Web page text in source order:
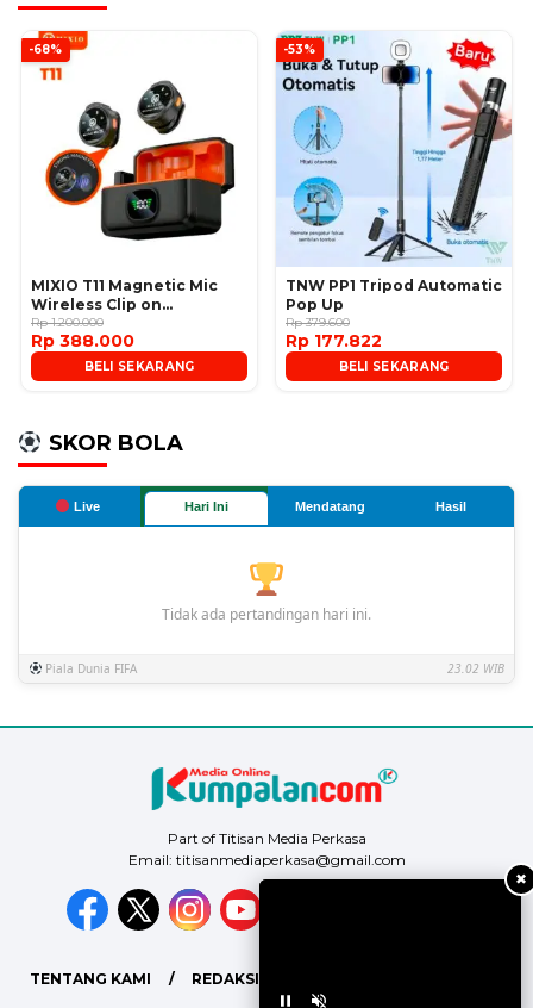
-68%
MIXIO T11 Magnetic Mic
Wireless Clip on
Microphone
Rp 1.200.000
Rp 388.000
BELI SEKARANG
-53%
TNW PP1 Tripod Automatic
Pop Up
Rp 379.600
Rp 177.822
BELI SEKARANG
SKOR BOLA
Live Hari Ini Mendatang Hasil
Tidak ada pertandingan hari ini.
Piala Dunia FIFA 23.02 WIB
✖
Part of Titisan Media Perkasa
Email: titisanmediaperkasa@gmail.com
TENTANG KAMI REDAKSI